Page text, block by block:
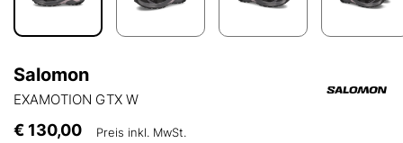
Salomon
EXAMOTION GTX W
€ 130,00 Preis inkl. MwSt.